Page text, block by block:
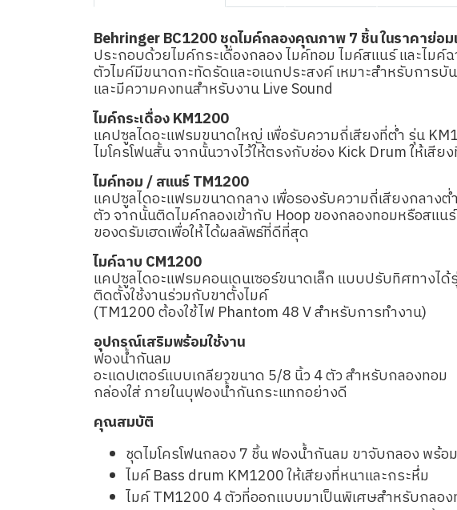
Behringer BC1200 ชุดไมค์กลองคุณภาพ 7 ชิ้น ในราคาย่อม
ประกอบด้วยไมค์กระเดื่องกลอง ไมค์ทอม ไมค์สแนร์ และไมค์
ตัวไมค์มีขนาดกะทัดรัดและอเนกประสงค์ เหมาะสำหรับการบั
และมีความคงทนสำหรับงาน Live Sound
ไมค์กระเดื่อง KM1200
แคปซูลไดอะแฟรมขนาดใหญ่ เพื่อรับความถี่เสียงที่ต่ำ รุ่น
ไมโครโฟนสั้น จากนั้นวางไว้ให้ตรงกับช่อง Kick Drum ให้เสี
ไมค์ทอม / สแนร์ TM1200
แคปซูลไดอะแฟรมขนาดกลาง เพื่อรองรับความถี่เสียงกลา
ตัว จากนั้นติดไมค์กลองเข้ากับ Hoop ของกลองทอมหรือสแน
ของดรัมเฮดเพื่อให้ได้ผลลัพธ์ที่ดีที่สุด
ไมค์ฉาบ CM1200
แคปซูลไดอะแฟรมคอนเดนเซอร์ขนาดเล็ก แบบปรับทิศทาง
ติดตั้งใช้งานร่วมกับขาตั้งไมค์
(TM1200 ต้องใช้ไฟ Phantom 48 V สำหรับการทำงาน)
อุปกรณ์เสริมพร้อมใช้งาน
ฟองน้ำกันลม
อะแดปเตอร์แบบเกลียวขนาด 5/8 นิ้ว 4 ตัว สำหรับกลองทอม
กล่องใส่ ภายในบุฟองน้ำกันกระแทกอย่างดี
คุณสมบัติ
ชุดไมโครโฟนกลอง 7 ชิ้น ฟองน้ำกันลม ขาจับกลอง พร้อ
ไมค์ Bass drum KM1200 ให้เสียงที่หนาและกระหึ่ม
ไมค์ TM1200 4 ตัวที่ออกแบบมาเป็นพิเศษสำหรับกลอ